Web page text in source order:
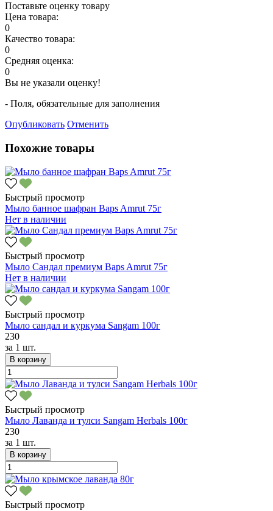
Поставьте оценку товару
Цена товара:
0
Качество товара:
0
Средняя оценка:
0
Вы не указали оценку!
- Поля, обязательные для заполнения
Опубликовать Отменить
Похожие товары
Быстрый просмотр
Мыло банное шафран Baps Amrut 75г
Нет в наличии
Быстрый просмотр
Мыло Сандал премиум Baps Amrut 75г
Нет в наличии
Быстрый просмотр
Мыло сандал и куркума Sangam 100г
230
за 1 шт.
В корзину
Быстрый просмотр
Мыло Лаванда и тулси Sangam Herbals 100г
230
за 1 шт.
В корзину
Быстрый просмотр